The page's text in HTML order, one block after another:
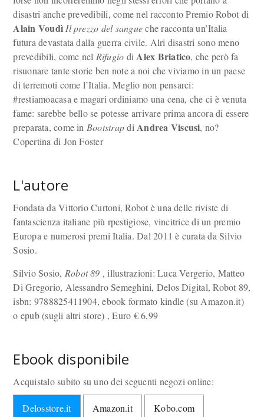
disastri anche prevedibili, come nel racconto Premio Robot di
Alain Voudì Il prezzo del sangueche racconta un’Italia
futura devastata dalla guerra civile. Alri disastri sono meno
prevedibili, come nel Rifugio di Alex Briatico, che però fa
risuonare tante storie ben note a noi che viviamo in un paese
di terremoti come l’Italia. Meglio non pensarci:
#restiamoacasa e magari ordiniamo una cena, che ci è venuta
fame: sarebbe bello se potesse arrivare prima ancora di essere
preparata, come in Bootstrapdi Andrea Viscusi, no?
Copertina di Jon Foster
L'autore
Fondata da Vittorio Curtoni, Robot è una delle riviste di
fantascienza italiane più rpestigiose, vincitrice di un premio
Europa e numerosi premi Italia. Dal 2011 è curata da Silvio
Sosio.
Silvio Sosio, Robot 89 , illustrazioni: Luca Vergerio, Matteo
Di Gregorio, Alessandro Semeghini, Delos Digital, Robot 89,
isbn: 9788825411904, ebook formato kindle (su Amazon.it)
o epub (sugli altri store) , Euro €6,99
Ebook disponibile
Acquistalo subito su uno dei seguenti negozi online:
Delosstore.it Amazon.it Kobo.com